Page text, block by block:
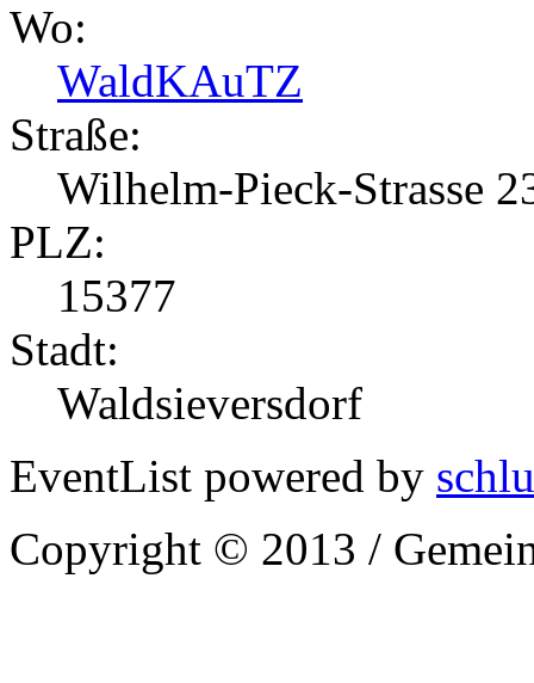
Wo:
WaldKAuTZ
Straße:
Wilhelm-Pieck-Strasse
PLZ:
15377
Stadt:
Waldsieversdorf
EventList powered by
Copyright © 2013 /